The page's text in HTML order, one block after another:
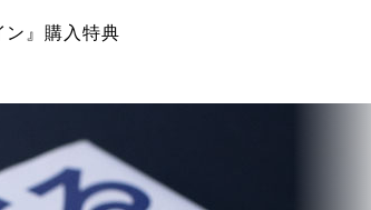
ン』購入特典